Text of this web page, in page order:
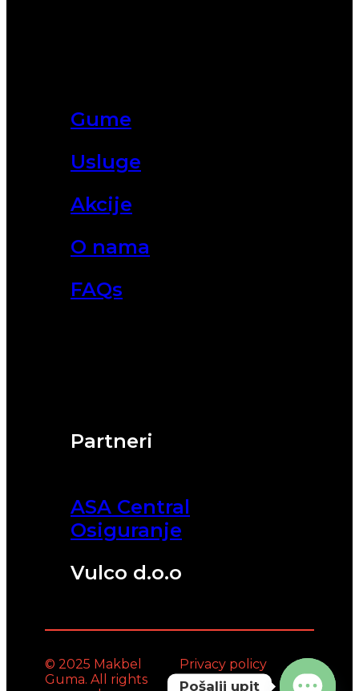
Partneri
ASA Central
Osiguranje
Vulco d.o.o
Gume
Usluge
Akcije
O nama
FAQs
© 2025 Makbel
Guma. All rights
Privacy policy
Pošalji upit